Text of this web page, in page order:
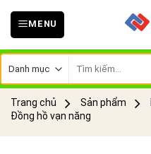
Skip
MENU
kiếm:
Trang chủ Sản phẩm
Đồng hồ vạn năng